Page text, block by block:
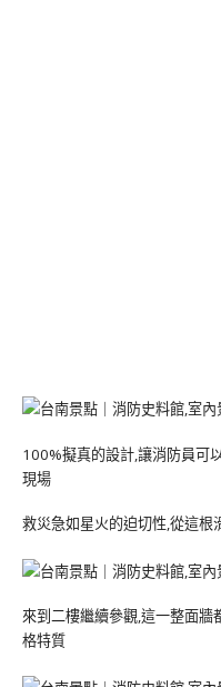
100%擬真的設計,讓消防員可
現場
救災急如星火的迫切性,從這根
來到二樓繼續參觀,這一整面
格特質